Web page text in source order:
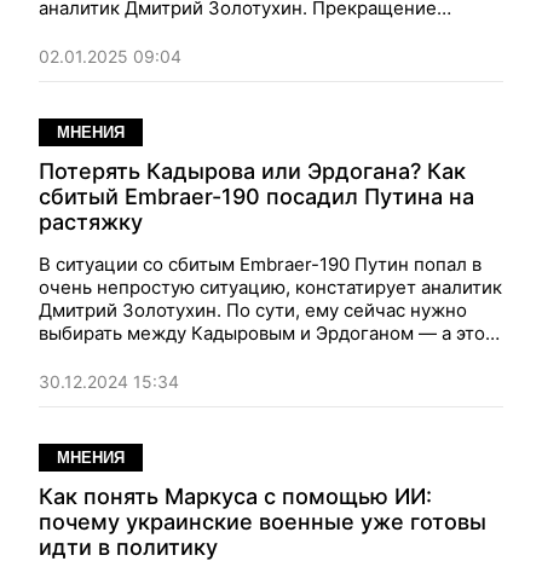
аналитик Дмитрий Золотухин. Прекращение
чувствительным ударом по российским интересам
02.01.2025 09:04
МНЕНИЯ
Потерять Кадырова или Эрдогана? Как
сбитый Embraer-190 посадил Путина на
растяжку
В ситуации со сбитым Embraer-190 Путин попал в
очень непростую ситуацию, констатирует аналитик
Дмитрий Золотухин. По сути, ему сейчас нужно
выбирать между Кадыровым и Эрдоганом — а это
30.12.2024 15:34
МНЕНИЯ
Как понять Маркуса с помощью ИИ:
почему украинские военные уже готовы
идти в политику